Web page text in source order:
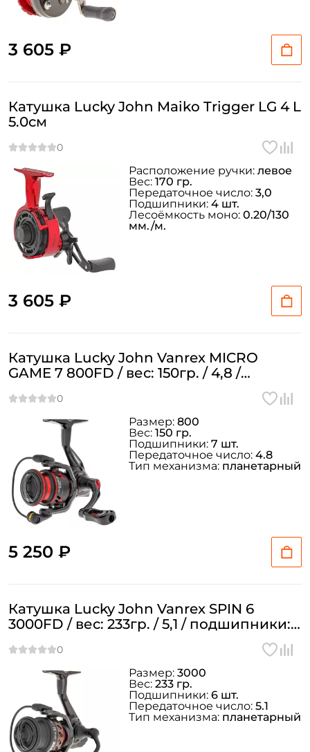
3 605 ₽
Катушка Lucky John Maiko Trigger LG 4 L
5.0см
3 605 ₽
Расположение ручки: левое
Вес: 170 гр.
Передаточное число: 3,0
Подшипники: 4 шт.
Лесоёмкость моно: 0.20/130
мм./м.
Катушка Lucky John Vanrex MICRO
GAME 7 800FD / вес: 150гр. / 4,8 /
5 250 ₽
Размер: 800
Вес: 150 гр.
Подшипники: 7 шт.
Передаточное число: 4.8
Тип механизма: планетарный
Катушка Lucky John Vanrex SPIN 6
3000FD / вес: 233гр. / 5,1 / подшипники:
Размер: 3000
Вес: 233 гр.
Подшипники: 6 шт.
Передаточное число: 5.1
Тип механизма: планетарный